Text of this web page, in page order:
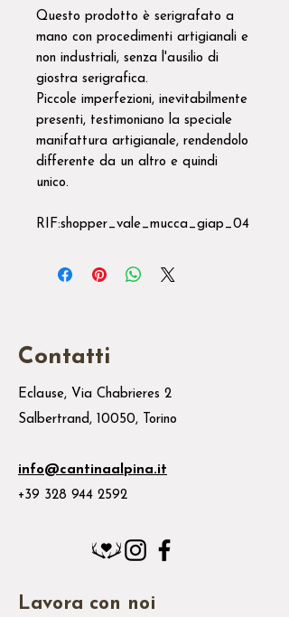
Questo prodotto è serigrafato a
mano con procedimenti artigianali e
non industriali, senza l'ausilio di
giostra serigrafica.
Piccole imperfezioni, inevitabilmente
presenti, testimoniano la speciale
manifattura artigianale, rendendolo
differente da un altro e quindi
unico.
RIF:shopper_vale_mucca_giap_04
Contatti
Eclause, Via Chabrieres 2
Salbertrand, 10050, Torino
info@cantinaalpina.it
+39 328 944 2592
Lavora con noi